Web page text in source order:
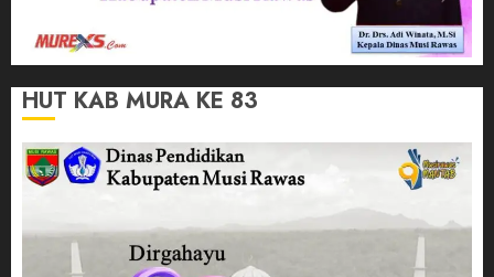
HUT KAB MURA KE 83